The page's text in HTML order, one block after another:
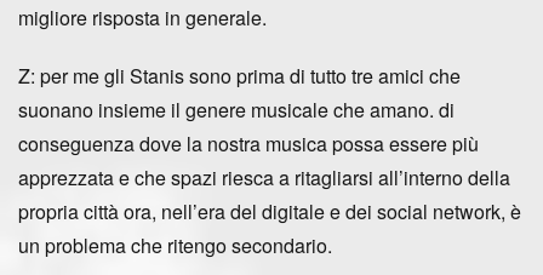
migliore risposta in generale.
Z: per me gli Stanis sono prima di tutto tre amici che
suonano insieme il genere musicale che amano. di
conseguenza dove la nostra musica possa essere più
apprezzata e che spazi riesca a ritagliarsi all’interno della
propria città ora, nell’era del digitale e dei social network, è
un problema che ritengo secondario.